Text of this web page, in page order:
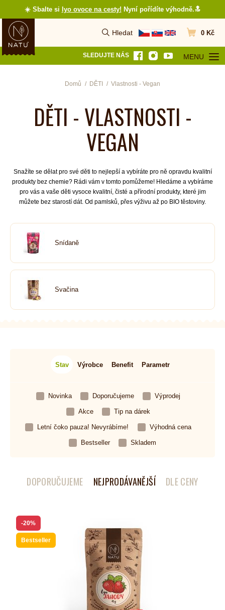
☀️ Sbalte si lyo ovoce na cesty! Nyní pořídíte výhodně.🔝
Hledat
Vyhledat Přejít do
0 Kč
SLEDUJTE NÁS MENU
OTEVŘÍT
Domů DĚTI Vlastnosti - Vegan
DĚTI - VLASTNOSTI -
VEGAN
Snažíte se dělat pro své děti to nejlepší a vybíráte pro ně opravdu kvalitní
produkty bez chemie? Rádi vám v tomto pomůžeme! Hledáme a vybíráme
pro vás a vaše děti vysoce kvalitní, čisté a přírodní produkty, které jim
můžete bez starostí dát. Od pamlsků, přes výživu až po BIO těstoviny.
Snídaně
Svačina
Stav Výrobce Benefit Parametr
Novinka Doporučujeme Výprodej
Akce Tip na dárek
Letní čoko pauza! Nevyrábíme! Výhodná cena
Bestseller Skladem
DOPORUČUJEME NEJPRODÁVANĚJŠÍ DLE CENY
-20%
Bestseller